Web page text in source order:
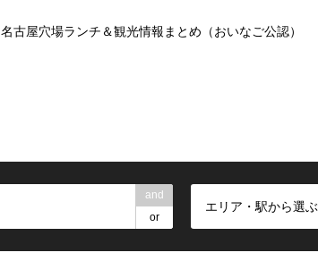
名古屋穴場ランチ＆観光情報まとめ（おいなご公認）
and
or
エリア・駅から選ぶ